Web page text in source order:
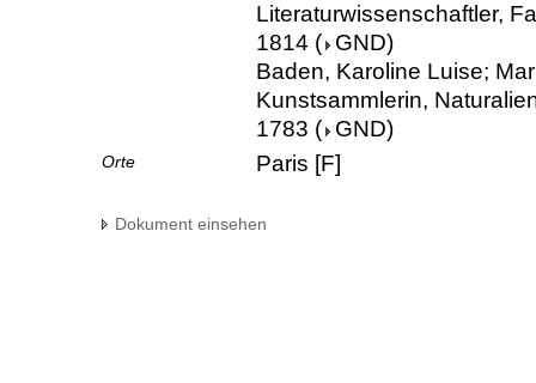
Literaturwissenschaftler,
1814 ( GND)
Baden, Karoline Luise;
Kunstsammlerin,
1783 ( GND)
Orte Paris [F]
Dokument einsehen